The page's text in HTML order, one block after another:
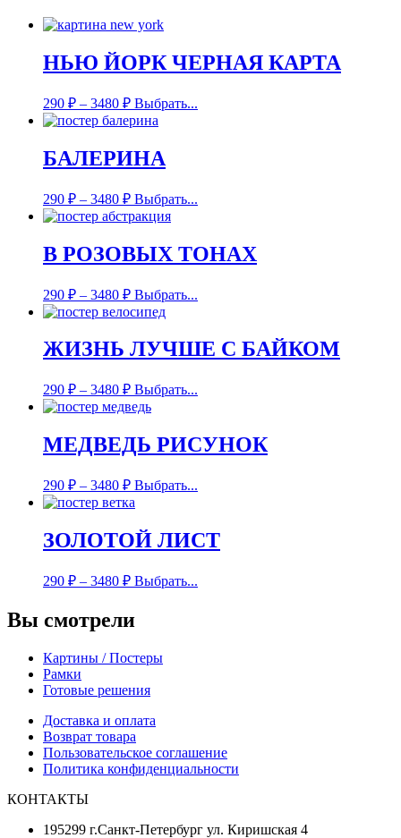
НЬЮ ЙОРК ЧЕРНАЯ КАРТА
290 ₽ – 3480 ₽ Выбрать...
БАЛЕРИНА
290 ₽ – 3480 ₽ Выбрать...
В РОЗОВЫХ ТОНАХ
290 ₽ – 3480 ₽ Выбрать...
ЖИЗНЬ ЛУЧШЕ С БАЙКОМ
290 ₽ – 3480 ₽ Выбрать...
МЕДВЕДЬ РИСУНОК
290 ₽ – 3480 ₽ Выбрать...
ЗОЛОТОЙ ЛИСТ
290 ₽ – 3480 ₽ Выбрать...
Вы смотрели
Картины / Постеры
Рамки
Готовые решения
Доставка и оплата
Возврат товара
Пользовательское соглашение
Политика конфиденциальности
КОНТАКТЫ
195299 г.Санкт-Петербург ул. Киришская 4